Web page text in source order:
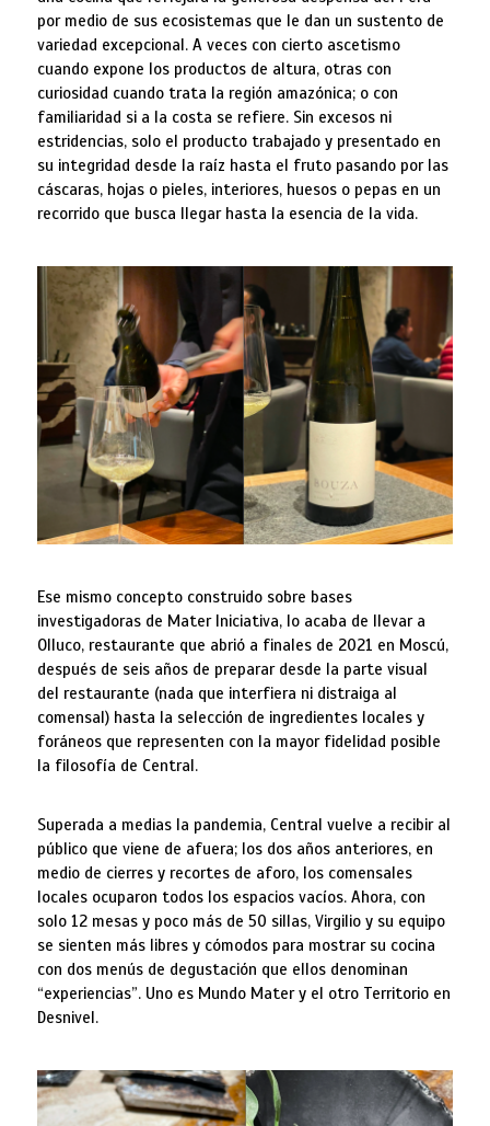
por medio de sus ecosistemas que le dan un sustento de
variedad excepcional. A veces con cierto ascetismo
cuando expone los productos de altura, otras con
curiosidad cuando trata la región amazónica; o con
familiaridad si a la costa se refiere. Sin excesos ni
estridencias, solo el producto trabajado y presentado en
su integridad desde la raíz hasta el fruto pasando por las
cáscaras, hojas o pieles, interiores, huesos o pepas en un
recorrido que busca llegar hasta la esencia de la vida.
Ese mismo concepto construido sobre bases
investigadoras de Mater Iniciativa, lo acaba de llevar a
Olluco, restaurante que abrió a finales de 2021 en Moscú,
después de seis años de preparar desde la parte visual
del restaurante (nada que interfiera ni distraiga al
comensal) hasta la selección de ingredientes locales y
foráneos que representen con la mayor fidelidad posible
la filosofía de Central.
Superada a medias la pandemia, Central vuelve a recibir al
público que viene de afuera; los dos años anteriores, en
medio de cierres y recortes de aforo, los comensales
locales ocuparon todos los espacios vacíos. Ahora, con
solo 12 mesas y poco más de 50 sillas, Virgilio y su equipo
se sienten más libres y cómodos para mostrar su cocina
con dos menús de degustación que ellos denominan
“experiencias”. Uno es Mundo Mater y el otro Territorio en
Desnivel.